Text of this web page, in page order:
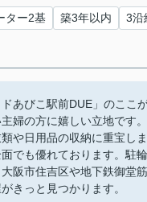
ター2基 築3年以内 3沿
ドあびこ駅前DUE」のこ
婦の方に嬉しい立地です
や日用品の収納に重宝し
でも優れております。駐
阪市住吉区や地下鉄御堂
きっと見つかります。